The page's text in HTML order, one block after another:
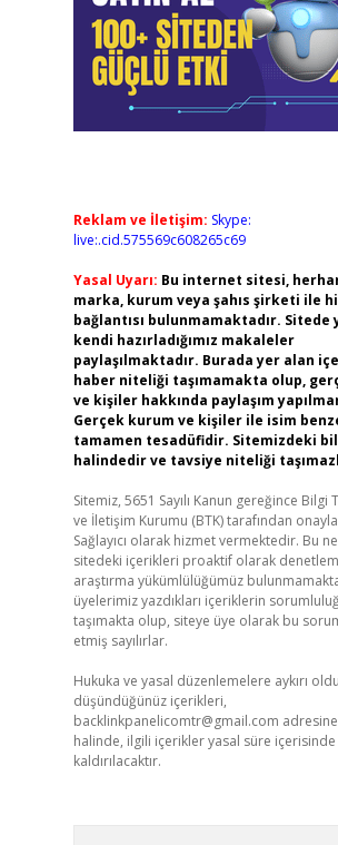
Reklam ve İletişim: Skype:
live:.cid.575569c608265c69
Yasal Uyarı: Bu internet sitesi,
marka, kurum veya şahıs şirketi ile
bağlantısı bulunmamaktadır. Sitede
kendi hazırladığımız makaleler
paylaşılmaktadır. Burada yer alan
haber niteliği taşımamakta olup,
ve kişiler hakkında paylaşım
Gerçek kurum ve kişiler ile isim
tamamen tesadüfidir. Sitemizdeki
halindedir ve tavsiye niteliği
Sitemiz, 5651 Sayılı Kanun gereğince Bilgi
ve İletişim Kurumu (BTK) tarafından
Sağlayıcı olarak hizmet vermektedir. Bu
sitedeki içerikleri proaktif olarak
araştırma yükümlülüğümüz
üyelerimiz yazdıkları içeriklerin
taşımakta olup, siteye üye olarak bu
etmiş sayılırlar.
Hukuka ve yasal düzenlemelere aykırı
düşündüğünüz içerikleri,
backlinkpanelicomtr@gmail.com
halinde, ilgili içerikler yasal süre
kaldırılacaktır.